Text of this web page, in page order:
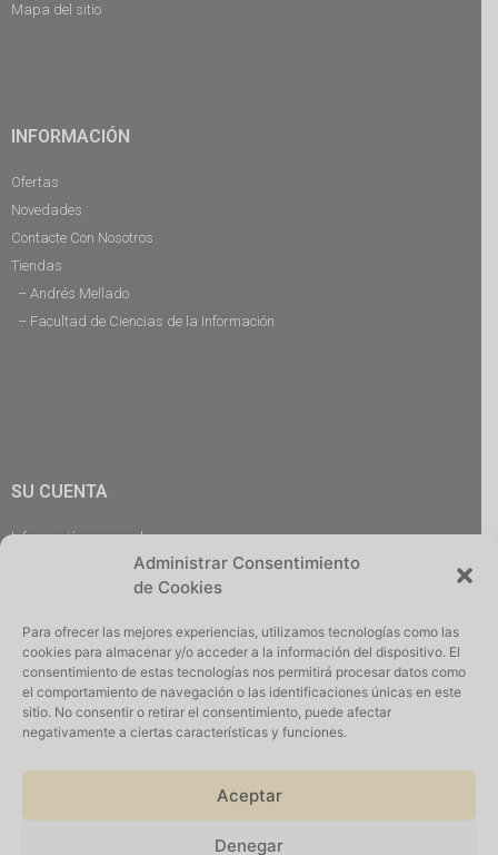
Administrar Consentimiento
de Cookies
Para ofrecer las mejores experiencias, utilizamos tecnologías como las
cookies para almacenar y/o acceder a la información del dispositivo. El
consentimiento de estas tecnologías nos permitirá procesar datos como
el comportamiento de navegación o las identificaciones únicas en este
sitio. No consentir o retirar el consentimiento, puede afectar
negativamente a ciertas características y funciones.
Aceptar
Denegar
Mapa del sitio
INFORMACIÓN
Ofertas
Novedades
Contacte Con Nosotros
Tiendas
– Andrés Mellado
– Facultad de Ciencias de la Información
SU CUENTA
Información personal
Cerrar Sesión
Iniciar Sesión
Suscribirse